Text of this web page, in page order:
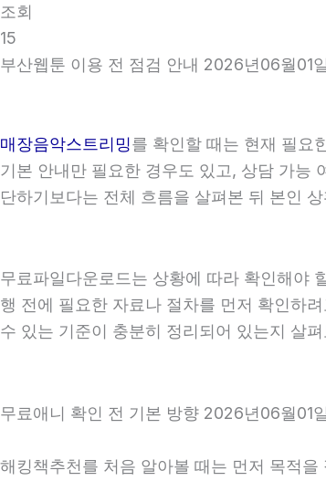
조회
15
부산웹툰 이용 전 점검 안내 2026년06월01
매장음악스트리밍를 확인할 때는 현재 필요
기본 안내만 필요한 경우도 있고, 상담 가능
단하기보다는 전체 흐름을 살펴본 뒤 본인
무료파일다운로드는 상황에 따라 확인해야
행 전에 필요한 자료나 절차를 먼저 확인하
수 있는 기준이 충분히 정리되어 있는지 살
무료애니 확인 전 기본 방향 2026년06월01
해킹책추천를 처음 알아볼 때는 먼저 목적